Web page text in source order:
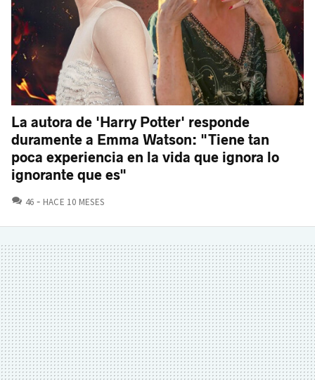
La autora de 'Harry Potter' responde
duramente a Emma Watson: "Tiene tan
poca experiencia en la vida que ignora lo
ignorante que es"
46 COMENTARIOS
HACE 10 MESES